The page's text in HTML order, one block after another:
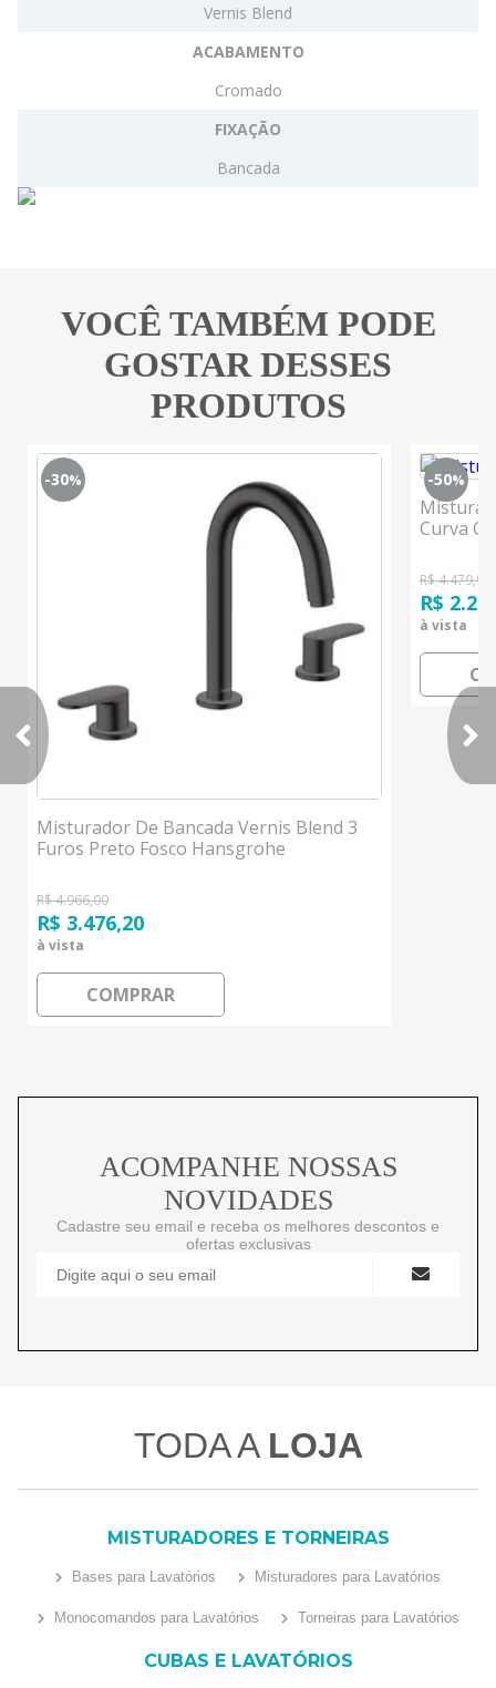
Vernis Blend
ACABAMENTO
Cromado
FIXAÇÃO
Bancada
VOCÊ TAMBÉM PODE
GOSTAR DESSES
PRODUTOS
-30%
Misturador De Bancada Vernis Blend 3
Furos Preto Fosco Hansgrohe
R$ 4.966,00
R$ 3.476,20
à vista
COMPRAR
-50%
Curva
R$ 4.479,99
R$
à vista
ACOMPANHE NOSSAS
NOVIDADES
Cadastre seu email e receba os melhores descontos e
ofertas exclusivas
TODA A LOJA
MISTURADORES E TORNEIRAS
Bases para Lavatórios Misturadores para Lavatórios
Monocomandos para Lavatórios Torneiras para Lavatórios
CUBAS E LAVATÓRIOS